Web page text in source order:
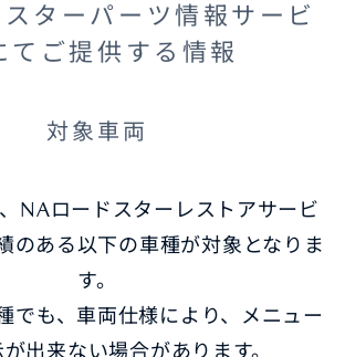
ターパーツ情報サービ
てご提供する情報
対象車両
NAロードスターレストアサービ
のある以下の車種が対象となりま
す。
でも、車両仕様により、メニュー
出来ない場合があります。